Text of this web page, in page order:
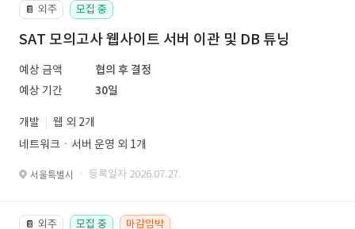
📔 외주 모집 중
SAT 모의고사 웹사이트 서버 이관 및 DB 튜닝
예상 금액
협의 후 결정
예상 기간
30일
개발
웹 외 2개
네트워크ㆍ서버 운영 외 1개
서울특별시 · 등록일자 2026.07.27.
📔 외주 모집 중 마감임박